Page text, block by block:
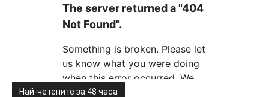
Най-четените за 48 часа